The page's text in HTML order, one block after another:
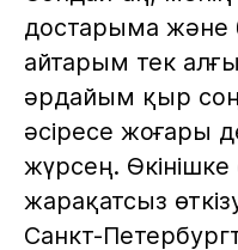
достарыма және
айтарым тек
әрдайым қыр
әсіресе жоғары
жүрсең.
жарақатсыз
Санкт-